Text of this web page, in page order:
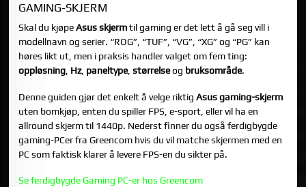
GAMING-SKJERM
Skal du kjøpeAsus skjermtil gaming er det lett å gå seg vill i
modellnavn og serier. “ROG”, “TUF”, “VG”, “XG” og “PG” kan
høres likt ut, men i praksis handler valget om fem ting:
oppløsning, Hz, paneltype,størrelseog bruksområde.
Denne guiden gjør det enkelt å velge riktigAsus gaming-skjerm
uten bomkjøp, enten du spiller FPS, e-sport, eller vil ha en
allround skjerm til 1440p. Nederst finner du også ferdigbygde
gaming-PCer fra Greencom hvis du vil matche skjermen med en
PC som faktisk klarer å levere FPS-en du sikter på.
Se ferdigbygde Gaming PC-er hos Greencom